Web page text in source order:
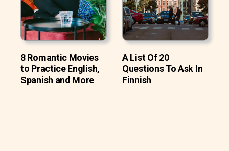
8 Romantic Movies
to Practice English,
Spanish and More
A List Of 20
Questions To Ask In
Finnish